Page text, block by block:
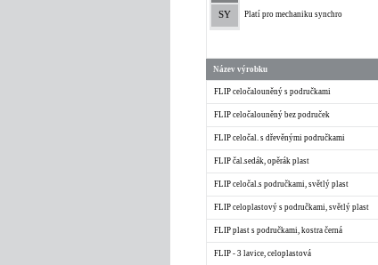
SY Platí pro mechaniku synchro
Název výrobku
FLIP celočalouněný s područkami
FLIP celočalouněný bez područek
FLIP celočal. s dřevěnými područkami
FLIP čal.sedák, opěrák plast
FLIP celočal.s područkami, světlý plast
FLIP celoplastový s područkami, světlý plast
FLIP plast s područkami, kostra černá
FLIP - 3 lavice, celoplastová